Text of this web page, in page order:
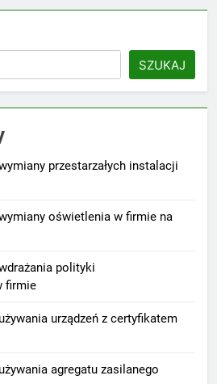
SZUKAJ
przestarzałych instalacji
oświetlenia w firmie na
polityki
firmie
urządzeń z certyfikatem
agregatu zasilanego